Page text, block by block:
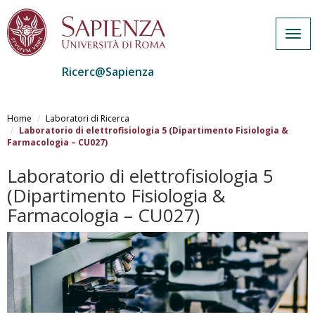
al
contenuto
principale
Ricerc@Sapienza
Home
Laboratori di Ricerca
Laboratorio di elettrofisiologia 5 (Dipartimento Fisiologia &
Farmacologia – CU027)
Laboratorio di elettrofisiologia 5
(Dipartimento Fisiologia &
Farmacologia – CU027)